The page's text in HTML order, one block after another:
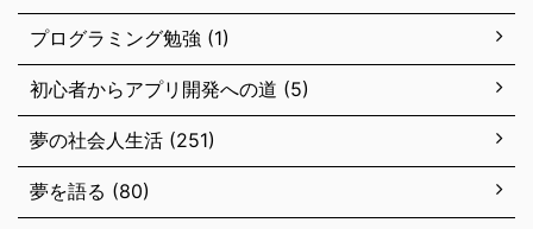
プログラミング勉強 (1)
初心者からアプリ開発への道 (5)
夢の社会人生活 (251)
夢を語る (80)